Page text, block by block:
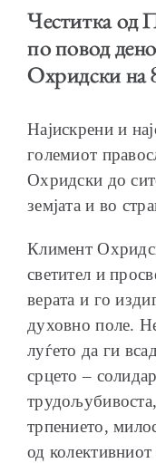
ШКОЛА ЗА
ПРМ 2009-2019
Честитка од
по повод
Охридски на
Најискрени и
големиот
Охридски до
земјата и во
Климент
светител и
верата и го
духовно поле.
луѓето да ги
срцето –
трпението,
од